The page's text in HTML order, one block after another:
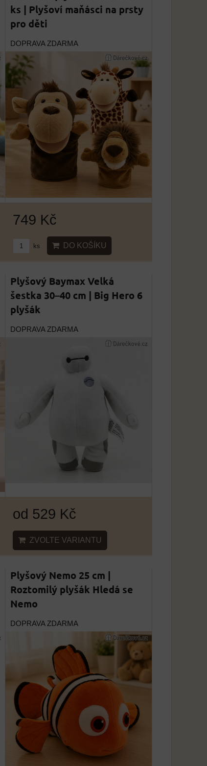
ks | Plyšoví maňásci na prsty
pro děti
DOPRAVA ZDARMA
749 Kč
ks DO KOŠÍKU
Plyšový Baymax Velká
šestka 30–40 cm | Big Hero 6
plyšák
DOPRAVA ZDARMA
od 529 Kč
ZVOLTE VARIANTU
Plyšový Nemo 25 cm |
Roztomilý plyšák Hledá se
Nemo
DOPRAVA ZDARMA